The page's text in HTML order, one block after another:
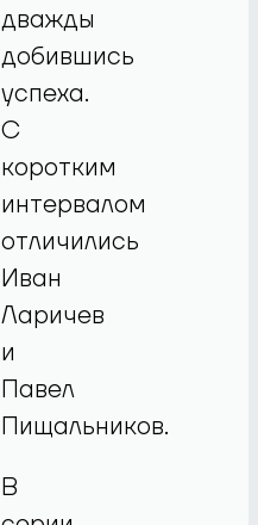
дважды
добившись
успеха.
С
коротким
интервалом
отличились
Иван
Ларичев
и
Павел
Пищальников.
В